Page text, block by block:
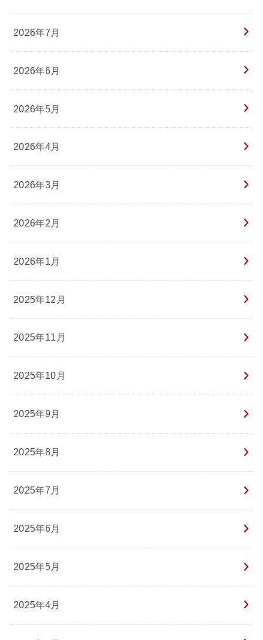
2026年7月
2026年6月
2026年5月
2026年4月
2026年3月
2026年2月
2026年1月
2025年12月
2025年11月
2025年10月
2025年9月
2025年8月
2025年7月
2025年6月
2025年5月
2025年4月